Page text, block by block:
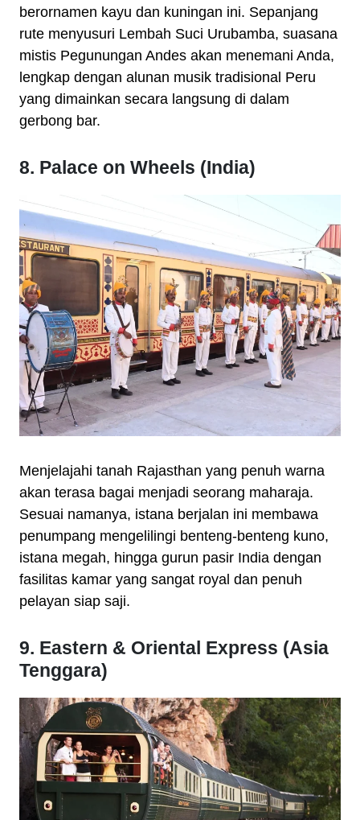
berornamen kayu dan kuningan ini. Sepanjang
rute menyusuri Lembah Suci Urubamba, suasana
mistis Pegunungan Andes akan menemani Anda,
lengkap dengan alunan musik tradisional Peru
yang dimainkan secara langsung di dalam
gerbong bar.
8. Palace on Wheels (India)
Menjelajahi tanah Rajasthan yang penuh warna
akan terasa bagai menjadi seorang maharaja.
Sesuai namanya, istana berjalan ini membawa
penumpang mengelilingi benteng-benteng kuno,
istana megah, hingga gurun pasir India dengan
fasilitas kamar yang sangat royal dan penuh
pelayan siap saji.
9. Eastern & Oriental Express (Asia
Tenggara)